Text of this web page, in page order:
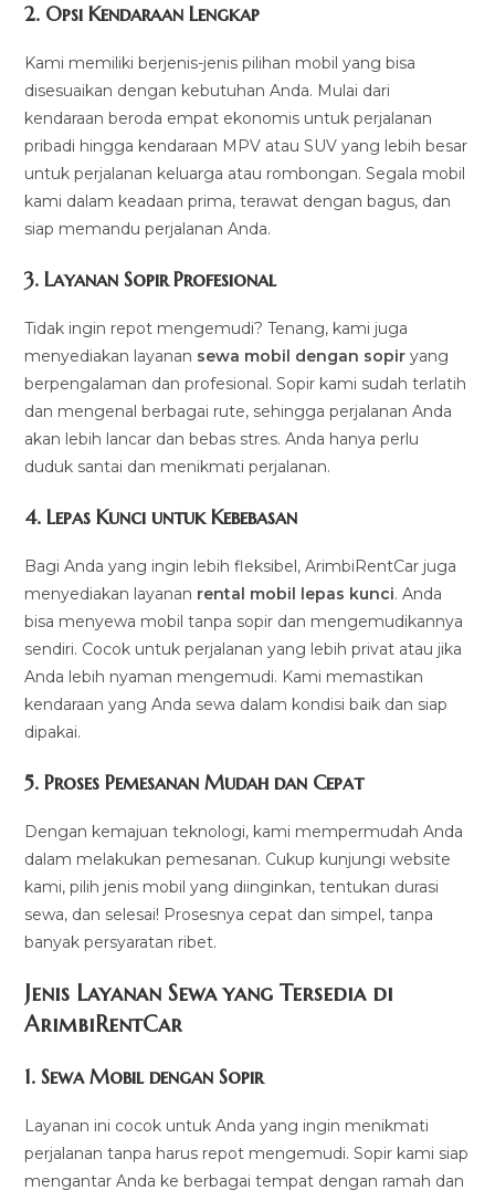
2. Opsi Kendaraan Lengkap
Kami memiliki berjenis-jenis pilihan mobil yang bisa
disesuaikan dengan kebutuhan Anda. Mulai dari
kendaraan beroda empat ekonomis untuk perjalanan
pribadi hingga kendaraan MPV atau SUV yang lebih besar
untuk perjalanan keluarga atau rombongan. Segala mobil
kami dalam keadaan prima, terawat dengan bagus, dan
siap memandu perjalanan Anda.
3.Layanan Sopir Profesional
Tidak ingin repot mengemudi? Tenang, kami juga
menyediakan layanan sewa mobil dengan sopir yang
berpengalaman dan profesional. Sopir kami sudah terlatih
dan mengenal berbagai rute, sehingga perjalanan Anda
akan lebih lancar dan bebas stres. Anda hanya perlu
duduk santai dan menikmati perjalanan.
4.Lepas Kunci untuk Kebebasan
Bagi Anda yang ingin lebih fleksibel, ArimbiRentCar juga
menyediakan layanan rental mobil lepas kunci. Anda
bisa menyewa mobil tanpa sopir dan mengemudikannya
sendiri. Cocok untuk perjalanan yang lebih privat atau jika
Anda lebih nyaman mengemudi. Kami memastikan
kendaraan yang Anda sewa dalam kondisi baik dan siap
dipakai.
5.Proses Pemesanan Mudah dan Cepat
Dengan kemajuan teknologi, kami mempermudah Anda
dalam melakukan pemesanan. Cukup kunjungi website
kami, pilih jenis mobil yang diinginkan, tentukan durasi
sewa, dan selesai! Prosesnya cepat dan simpel, tanpa
banyak persyaratan ribet.
Jenis Layanan Sewa yang Tersedia di
ArimbiRentCar
1.Sewa Mobil dengan Sopir
Layanan ini cocok untuk Anda yang ingin menikmati
perjalanan tanpa harus repot mengemudi. Sopir kami siap
mengantar Anda ke berbagai tempat dengan ramah dan